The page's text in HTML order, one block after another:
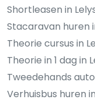
Shortleasen in
Stacaravan huren
Theorie cursus in
Theorie in 1 dag in
Tweedehands
Verhuisbus huren